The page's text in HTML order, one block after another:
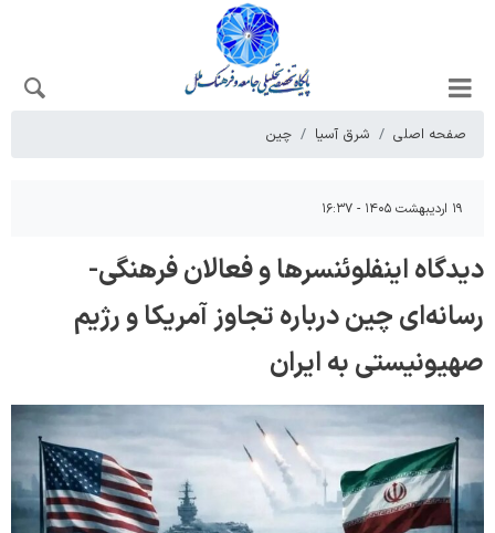
صفحه اصلی شرق آسیا چین
۱۹ اردیبهشت ۱۴۰۵ - ۱۶:۳۷
دیدگاه اینفلوئنسرها و فعالان فرهنگی-
رسانه‌ای چین درباره تجاوز آمریکا و رژیم
صهیونیستی به ایران